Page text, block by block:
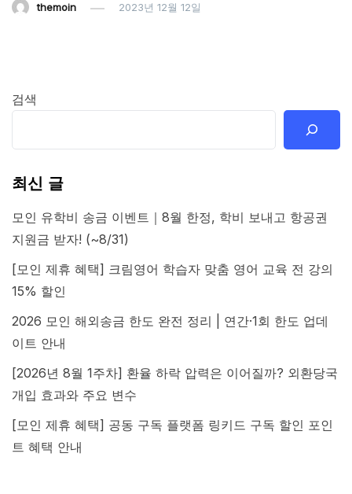
themoin 2023년 12월 12일
검색
최신 글
모인 유학비 송금 이벤트｜8월 한정, 학비 보내고 항공권
지원금 받자! (~8/31)
[모인 제휴 혜택] 크림영어 학습자 맞춤 영어 교육 전 강의
15% 할인
2026 모인 해외송금 한도 완전 정리 | 연간·1회 한도 업데
이트 안내
[2026년 8월 1주차] 환율 하락 압력은 이어질까? 외환당국
개입 효과와 주요 변수
[모인 제휴 혜택] 공동 구독 플랫폼 링키드 구독 할인 포인
트 혜택 안내